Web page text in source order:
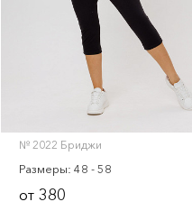
Шорты женские
Бриджи
Брюки
№ 2022 Бриджи
Размеры: 48 - 58
от380